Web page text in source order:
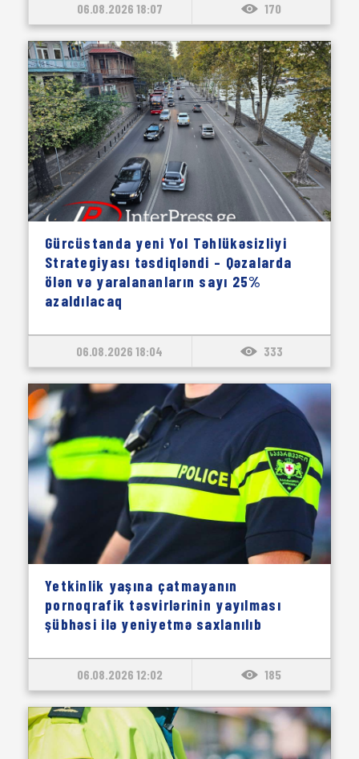
06.08.2026 18:07 170
Gürcüstanda yeni Yol Təhlükəsizliyi
Strategiyası təsdiqləndi – Qəzalarda
ölən və yaralananların sayı 25%
azaldılacaq
06.08.2026 18:04 333
Yetkinlik yaşına çatmayanın
pornoqrafik təsvirlərinin yayılması
şübhəsi ilə yeniyetmə saxlanılıb
06.08.2026 12:02 185